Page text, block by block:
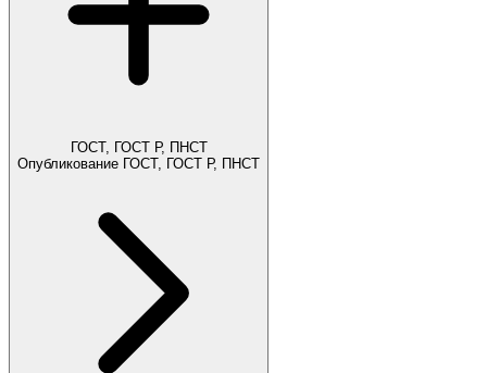
ГОСТ, ГОСТ Р, ПНСТ
Опубликование ГОСТ, ГОСТ Р, ПНСТ